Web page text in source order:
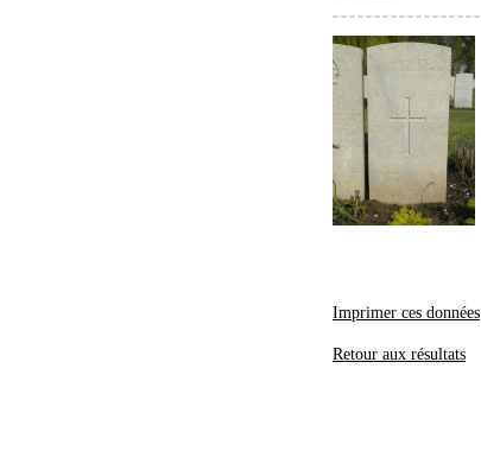
Imprimer ces données
Retour aux résultats